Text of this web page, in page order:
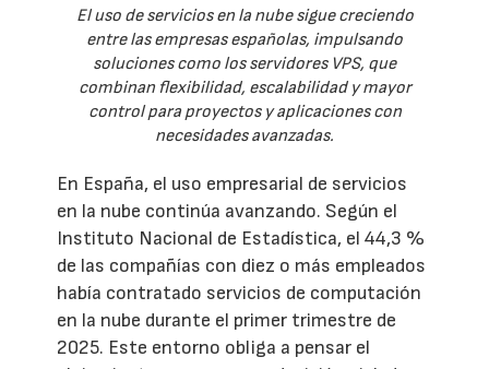
El uso de servicios en la nube sigue creciendo
entre las empresas españolas, impulsando
soluciones como los servidores VPS, que
combinan flexibilidad, escalabilidad y mayor
control para proyectos y aplicaciones con
necesidades avanzadas.
En España, el uso empresarial de servicios
en la nube continúa avanzando. Según el
Instituto Nacional de Estadística, el 44,3 %
de las compañías con diez o más empleados
había contratado servicios de computación
en la nube durante el primer trimestre de
2025. Este entorno obliga a pensar el